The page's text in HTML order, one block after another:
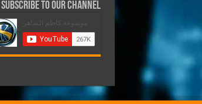
Subscribe to our Channel